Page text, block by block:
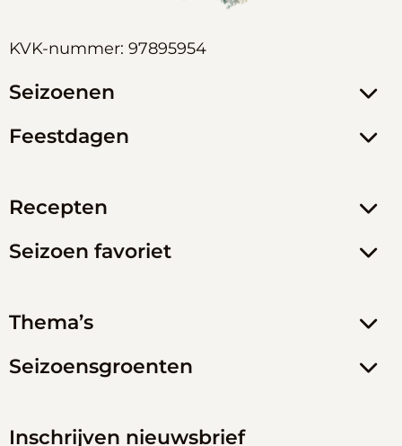
KVK-nummer: 97895954
Seizoenen
Feestdagen
Recepten
Seizoen favoriet
Thema’s
Seizoensgroenten
Inschrijven nieuwsbrief